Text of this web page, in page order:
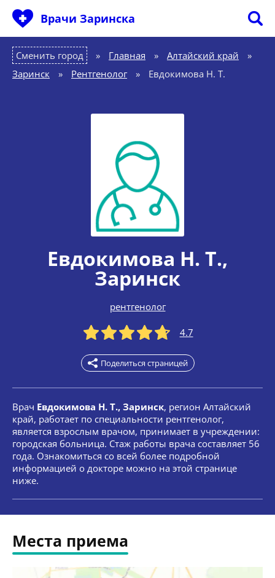
Врачи Заринска
Сменить город Главная » Алтайский край
»
Заринск
» Рентгенолог » Евдокимова Н. Т.
Евдокимова Н. Т.,
Заринск
рентгенолог
4.7
Поделиться страницей
Врач Евдокимова Н. Т., Заринск, регион Алтайский
край, работает по специальности рентгенолог,
является взрослым врачом, принимает в учреждении:
городская больница. Стаж работы врача составляет 56
года. Ознакомиться со всей более подробной
информацией о докторе можно на этой странице
ниже.
Места приема